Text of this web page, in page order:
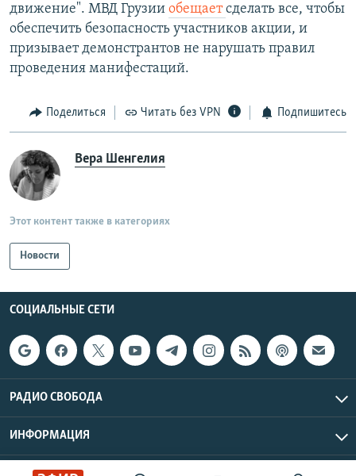
движение". МВД Грузии обещаетсделать все, чтобы
обеспечить безопасность участников акции, и
призывает демонстрантов не нарушать правил
проведения манифестаций.
Поделиться Читать без VPN Подпишитесь
Вера Шенгелия
Этот контент также в категориях
Новости
СОЦИАЛЬНЫЕ СЕТИ
РАДИО СВОБОДА
ИНФОРМАЦИЯ